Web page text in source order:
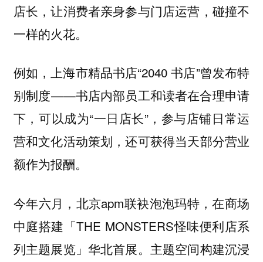
店长，让消费者亲身参与门店运营，碰撞不
一样的火花。
例如，上海市精品书店“2040 书店”曾发布特
别制度——书店内部员工和读者在合理申请
下，可以成为“一日店长”，参与店铺日常运
营和文化活动策划，还可获得当天部分营业
额作为报酬。
今年六月，北京apm联袂泡泡玛特，在商场
中庭搭建「THE MONSTERS怪味便利店系
列主题展览」华北首展。主题空间构建沉浸